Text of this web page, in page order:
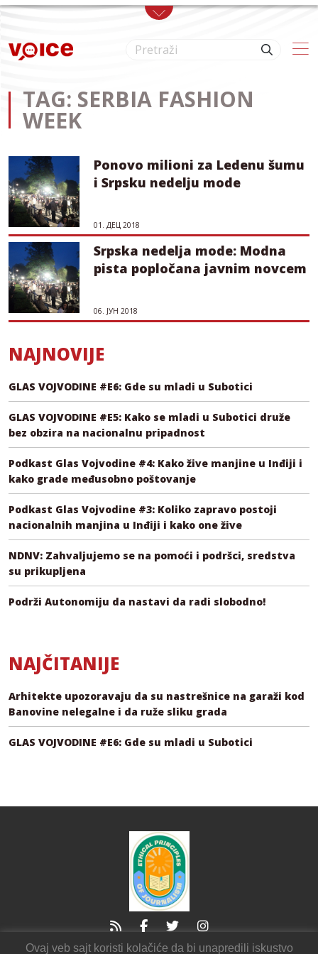
Skip to main content
TAG: SERBIA FASHION
WEEK
Ponovo milioni za Ledenu šumu
i Srpsku nedelju mode
01. ДЕЦ 2018
Srpska nedelja mode: Modna
pista popločana javnim novcem
06. ЈУН 2018
NAJNOVIJE
GLAS VOJVODINE #E6: Gde su mladi u Subotici
GLAS VOJVODINE #E5: Kako se mladi u Subotici druže
bez obzira na nacionalnu pripadnost
Podkast Glas Vojvodine #4: Kako žive manjine u Inđiji i
kako grade međusobno poštovanje
Podkast Glas Vojvodine #3: Koliko zapravo postoji
nacionalnih manjina u Inđiji i kako one žive
NDNV: Zahvaljujemo se na pomoći i podršci, sredstva
su prikupljena
Podrži Autonomiju da nastavi da radi slobodno!
NAJČITANIJE
Arhitekte upozoravaju da su nastrešnice na garaži kod
Banovine nelegalne i da ruže sliku grada
GLAS VOJVODINE #E6: Gde su mladi u Subotici
Ovaj veb sajt koristi kolačiće da bi unapredili iskustvo